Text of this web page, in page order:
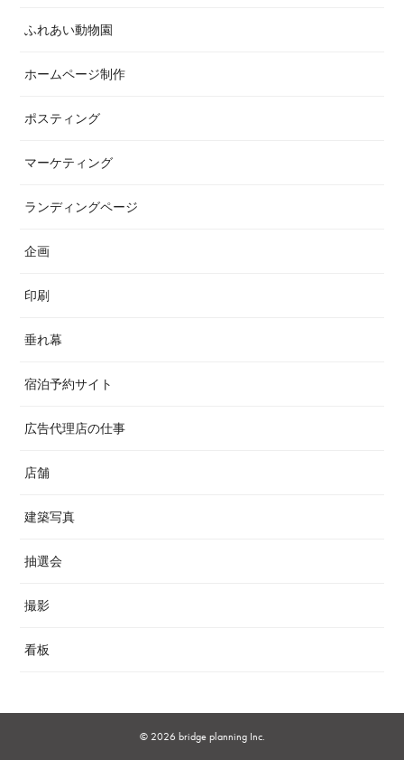
ふれあい動物園
ホームページ制作
ポスティング
マーケティング
ランディングページ
企画
印刷
垂れ幕
宿泊予約サイト
広告代理店の仕事
店舗
建築写真
抽選会
撮影
看板
© 2026 bridge planning Inc.